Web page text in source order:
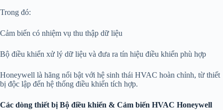
Trong đó:
Cảm biến có nhiệm vụ thu thập dữ liệu
Bộ điều khiển xử lý dữ liệu và đưa ra tín hiệu điều khiển phù hợp
Honeywell là hãng nổi bật với hệ sinh thái HVAC hoàn chỉnh, từ thiết
bị độc lập đến hệ thống điều khiển tích hợp.
Các dòng thiết bị Bộ điều khiển & Cảm biến HVAC Honeywell